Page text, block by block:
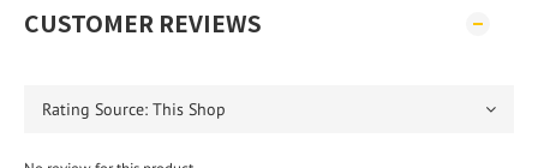
CUSTOMER REVIEWS